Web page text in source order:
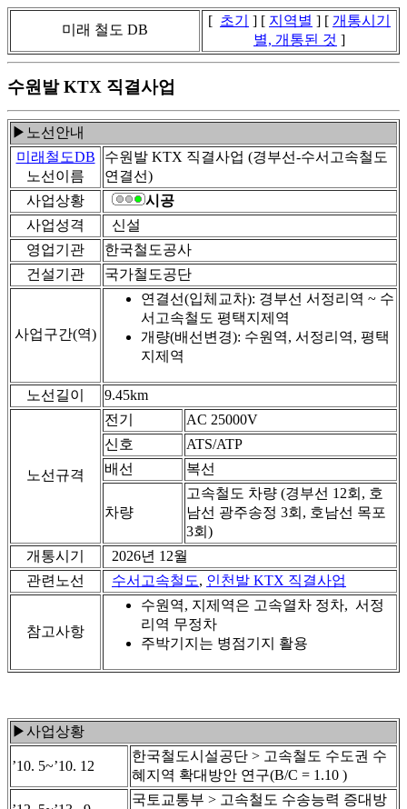
미래 철도 DB
[ 초기 ] [ 지역별 ] [ 개통시기
별, 개통된 것 ]
수원발 KTX 직결사업
▶노선안내
미래철도DB
노선이름
수원발 KTX 직결사업 (경부선-수서고속철도
연결선)
사업상황
시공
사업성격
신설
영업기관
한국철도공사
건설기관
국가철도공단
사업구간(역)
연결선(입체교차): 경부선 서정리역 ~ 수
서고속철도 평택지제역
개량(배선변경): 수원역, 서정리역, 평택
지제역
노선길이 9.45km
노선규격
전기
AC 25000V
신호
ATS/ATP
배선
복선
차량
고속철도 차량 (경부선 12회, 호
남선 광주송정 3회, 호남선 목포
3회)
개통시기
2026년 12월
관련노선
수서고속철도, 인천발 KTX 직결사업
참고사항
수원역, 지제역은 고속열차 정차, 서정
리역 무정차
주박기지는 병점기지 활용
▶사업상황
’10. 5~’10. 12
한국철도시설공단 > 고속철도 수도권 수
혜지역 확대방안 연구(B/C = 1.10 )
국토교통부 > 고속철도 수송능력 증대방